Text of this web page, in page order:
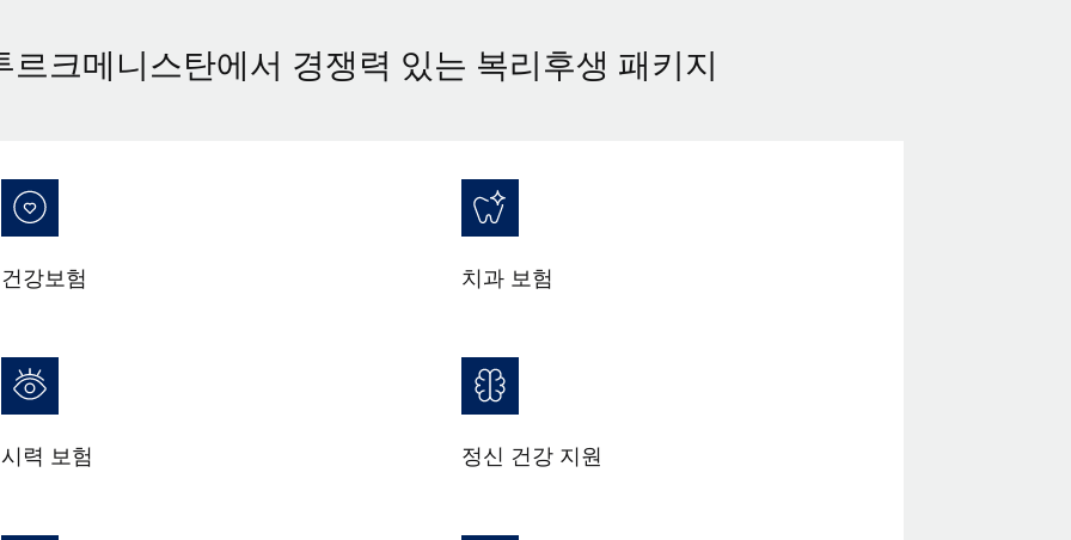
르크메니스탄에서 경쟁력 있는 복리후생 패키지
건강보험 치과 보험
시력 보험 정신 건강 지원